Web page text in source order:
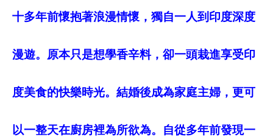
十多年前懷抱著浪漫情懷，獨自一人到印度深度
漫遊。原本只是想學香辛料，卻一頭栽進享受印
度美食的快樂時光。結婚後成為家庭主婦，更可
以一整天在廚房裡為所欲為。自從多年前發現一